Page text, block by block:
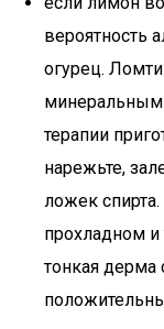
вероятность
огурец.
терапии
нарежьте,
ложек
прохладном и
тонкая